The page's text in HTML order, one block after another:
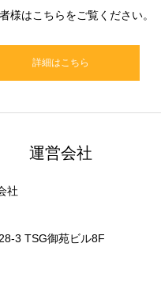
様はこちらをご覧ください。
詳細はこちら
運営会社
社
3 TSG御苑ビル8F